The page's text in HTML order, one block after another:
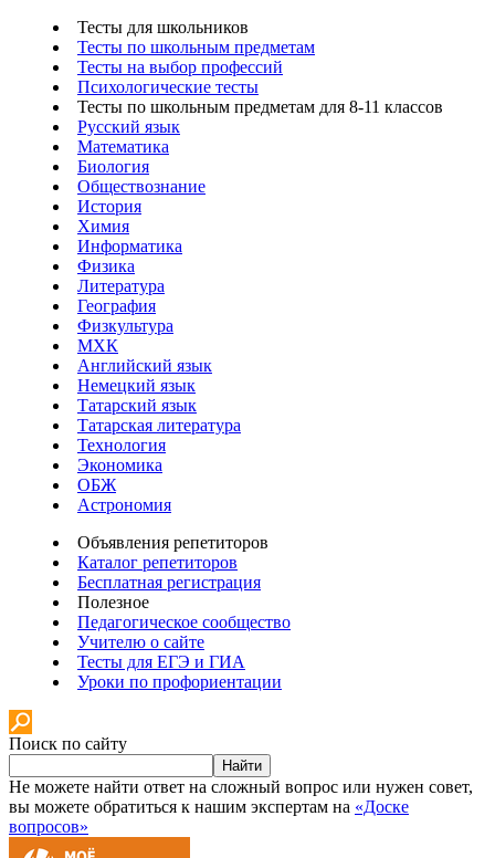
Тесты для школьников
Тесты по школьным предметам
Тесты на выбор профессий
Психологические тесты
Тесты по школьным предметам для 8-11 классов
Русский язык
Математика
Биология
Обществознание
История
Химия
Информатика
Физика
Литература
География
Физкультура
МХК
Английский язык
Немецкий язык
Татарский язык
Татарская литература
Технология
Экономика
ОБЖ
Астрономия
Объявления репетиторов
Каталог репетиторов
Бесплатная регистрация
Полезное
Педагогическое сообщество
Учителю о сайте
Тесты для ЕГЭ и ГИА
Уроки по профориентации
Поиск по сайту
Найти
Не можете найти ответ на сложный вопрос или нужен совет,
вы можете обратиться к нашим экспертам на «Доске
вопросов»